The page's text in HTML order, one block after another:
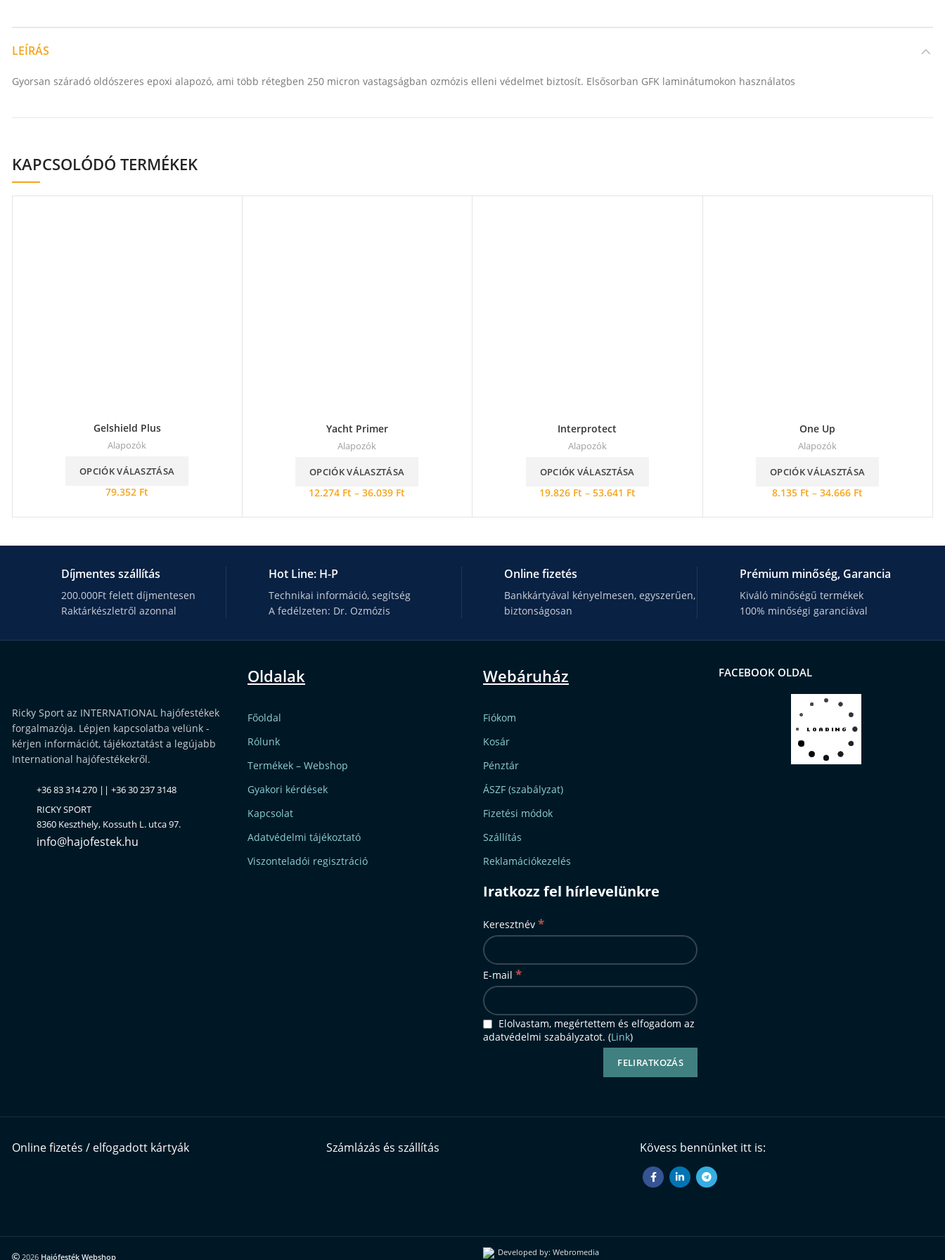
LEÍRÁS
Gyorsan száradó oldószeres epoxi alapozó, ami több rétegben 250 micron vastagságban ozmózis elleni védelmet biztosít. Elsősorban GFK laminátumokon használatos
KAPCSOLÓDÓ TERMÉKEK
Gelshield Plus
Alapozók
79.352 Ft
OPCIÓK VÁLASZTÁSA
Yacht Primer
Alapozók
12.274 Ft –36.039 Ft
OPCIÓK VÁLASZTÁSA
Interprotect
Alapozók
19.826 Ft – 53.641 Ft
OPCIÓK VÁLASZTÁSA
One Up
Alapozók
8.135 Ft –34.666 Ft
OPCIÓK VÁLASZTÁSA
Díjmentes szállítás
200.000Ft felett díjmentesen
Raktárkészletről azonnal
Hot Line: H-P
Technikai információ, segítség
A fedélzeten: Dr. Ozmózis
Online fizetés
Bankkártyával kényelmesen, egyszerűen,
biztonságosan
Prémium minőség, Garancia
Kiváló minőségű termékek
100% minőségi garanciával
Ricky Sport az INTERNATIONAL hajófestékek
forgalmazója. Lépjen kapcsolatba velünk -
kérjen információt, tájékoztatást a legújabb
International hajófestékekről.
+36 83 314 270 || +36 30 237 3148
RICKY SPORT
8360 Keszthely, Kossuth L. utca 97.
info@hajofestek.hu
Oldalak
Főoldal
Rólunk
Termékek – Webshop
Gyakori kérdések
Kapcsolat
Adatvédelmi tájékoztató
Viszonteladói regisztráció
Webáruház
Fiókom
Kosár
Pénztár
ÁSZF (szabályzat)
Fizetési módok
Szállítás
Reklamációkezelés
Iratkozz fel hírlevelünkre
Keresztnév *
E-mail *
Elolvastam, megértettem és elfogadom az
adatvédelmi szabályzatot. (Link)
FACEBOOK OLDAL
Online fizetés / elfogadott kártyák Számlázás és szállítás Kövess bennünket itt is:
2026 Hajófesték Webshop